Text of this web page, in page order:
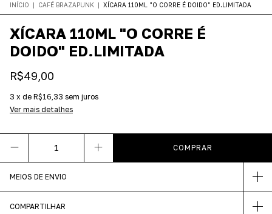
INÍCIO | CAFÉ BRAZAPUNK | XÍCARA 110ML "O CORRE É DOIDO" ED.LIMITADA
XÍCARA 110ML "O CORRE É
DOIDO" ED.LIMITADA
R$49,00
3 x de R$16,33 sem juros
Ver mais detalhes
MEIOS DE ENVIO
COMPARTILHAR